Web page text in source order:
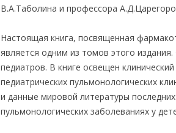
В.А.Таболина и профессора
Настоящая книга, посвященная
является одним из томов этого
педиатров. В книге освещен
педиатрических пульмонологических
и данные мировой литературы
пульмонологических заболеваниях у